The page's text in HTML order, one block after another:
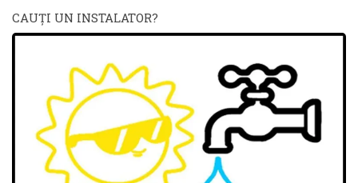
CAUŢI UN INSTALATOR?